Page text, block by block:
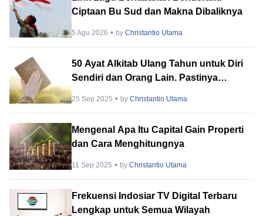
Ciptaan Bu Sud dan Makna Dibaliknya
5 Agu 2026 byChristantio Utama
50 Ayat Alkitab Ulang Tahun untuk Diri
Sendiri dan Orang Lain. Pastinya
25 Sep 2025 byChristantio Utama
Mengenal Apa Itu Capital Gain Properti
dan Cara Menghitungnya
11 Sep 2025 byChristantio Utama
Frekuensi Indosiar TV Digital Terbaru
Lengkap untuk Semua Wilayah